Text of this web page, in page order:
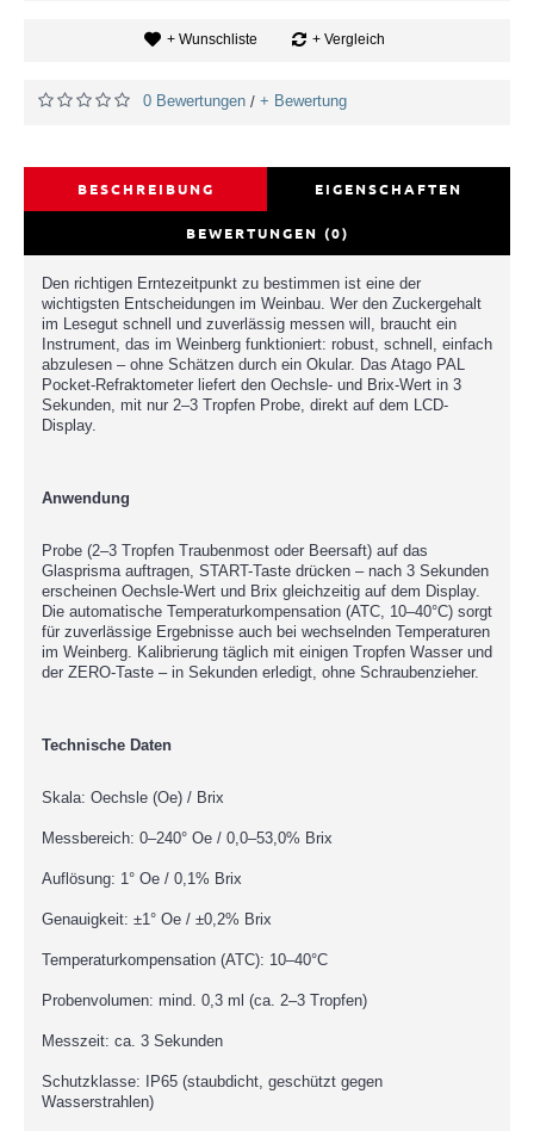
+ Wunschliste + Vergleich
0 Bewertungen / + Bewertung
BESCHREIBUNG EIGENSCHAFTEN
BEWERTUNGEN (0)
Den richtigen Erntezeitpunkt zu bestimmen ist eine der
wichtigsten Entscheidungen im Weinbau. Wer den Zuckergehalt
im Lesegut schnell und zuverlässig messen will, braucht ein
Instrument, das im Weinberg funktioniert: robust, schnell, einfach
abzulesen – ohne Schätzen durch ein Okular. Das Atago PAL
Pocket-Refraktometer liefert den Oechsle- und Brix-Wert in 3
Sekunden, mit nur 2–3 Tropfen Probe, direkt auf dem LCD-
Display.
Anwendung
Probe (2–3 Tropfen Traubenmost oder Beersaft) auf das
Glasprisma auftragen, START-Taste drücken – nach 3 Sekunden
erscheinen Oechsle-Wert und Brix gleichzeitig auf dem Display.
Die automatische Temperaturkompensation (ATC, 10–40°C) sorgt
für zuverlässige Ergebnisse auch bei wechselnden Temperaturen
im Weinberg. Kalibrierung täglich mit einigen Tropfen Wasser und
der ZERO-Taste – in Sekunden erledigt, ohne Schraubenzieher.
Technische Daten
Skala: Oechsle (Oe) / Brix
Messbereich: 0–240° Oe / 0,0–53,0% Brix
Auflösung: 1° Oe / 0,1% Brix
Genauigkeit: ±1° Oe / ±0,2% Brix
Temperaturkompensation (ATC): 10–40°C
Probenvolumen: mind. 0,3 ml (ca. 2–3 Tropfen)
Messzeit: ca. 3 Sekunden
Schutzklasse: IP65 (staubdicht, geschützt gegen
Wasserstrahlen)